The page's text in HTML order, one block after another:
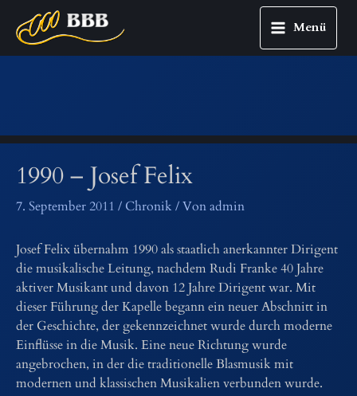
Main
Menü
1990 – Josef Felix
7. September 2011 / Chronik / Vonadmin
Josef Felix übernahm 1990 als staatlich anerkannter Dirigent
die musikalische Leitung, nachdem Rudi Franke 40 Jahre
aktiver Musikant und davon 12 Jahre Dirigent war. Mit
dieser Führung der Kapelle begann ein neuer Abschnitt in
der Geschichte, der gekennzeichnet wurde durch moderne
Einflüsse in die Musik. Eine neue Richtung wurde
angebrochen, in der die traditionelle Blasmusik mit
modernen und klassischen Musikalien verbunden wurde.